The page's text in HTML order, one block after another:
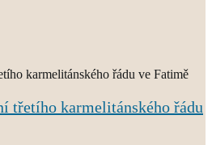
třetího karmelitánského řádu